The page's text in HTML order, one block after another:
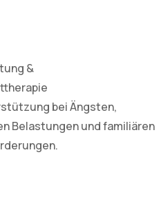
&
bei Ängsten,
Belastungen und familiären